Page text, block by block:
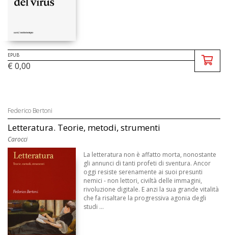
EPUB
€ 0,00
Federico Bertoni
Letteratura. Teorie, metodi, strumenti
Carocci
La letteratura non è affatto morta, nonostante
gli annunci di tanti profeti di sventura. Ancor
oggi resiste serenamente ai suoi presunti
nemici - non lettori, civiltà delle immagini,
rivoluzione digitale. E anzi la sua grande vitalità
che fa risaltare la progressiva agonia degli
studi ...